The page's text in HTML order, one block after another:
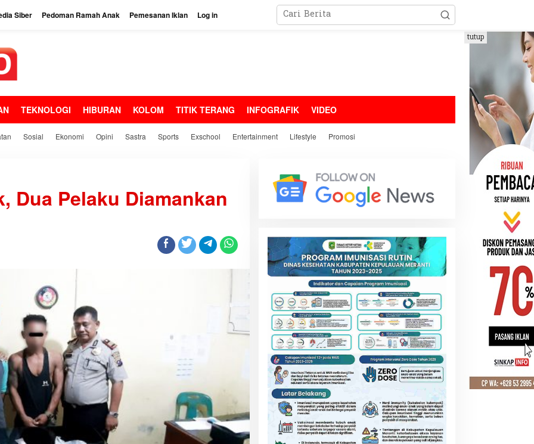
Siber Pedoman Ramah Anak Pemesanan Iklan Log in
TEKNOLOGI HIBURAN KOLOM TITIK TERANG INFOGRAFIK VIDEO
Sosial Ekonomi Opini Sastra Sports Exschool Entertainment Lifestyle Promosi
tutup
Dua Pelaku Diamankan